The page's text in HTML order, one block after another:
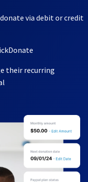
via debit or credit
their recurring